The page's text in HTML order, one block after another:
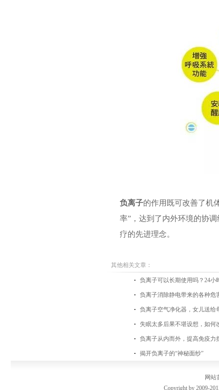
负离子的作用既可改善了机
率”，达到了内外环境的协
疗的先进理念。
其他相关文章：
负离子可以长期使用吗？24小
负离子消除静电带来的各种危
负离子空气净化器，女儿送给
失眠太多后果不堪设想，如何
负离子从内而外，提高免疫力
揭开负离子的“神秘面纱”
网站
Copyright by 2009-